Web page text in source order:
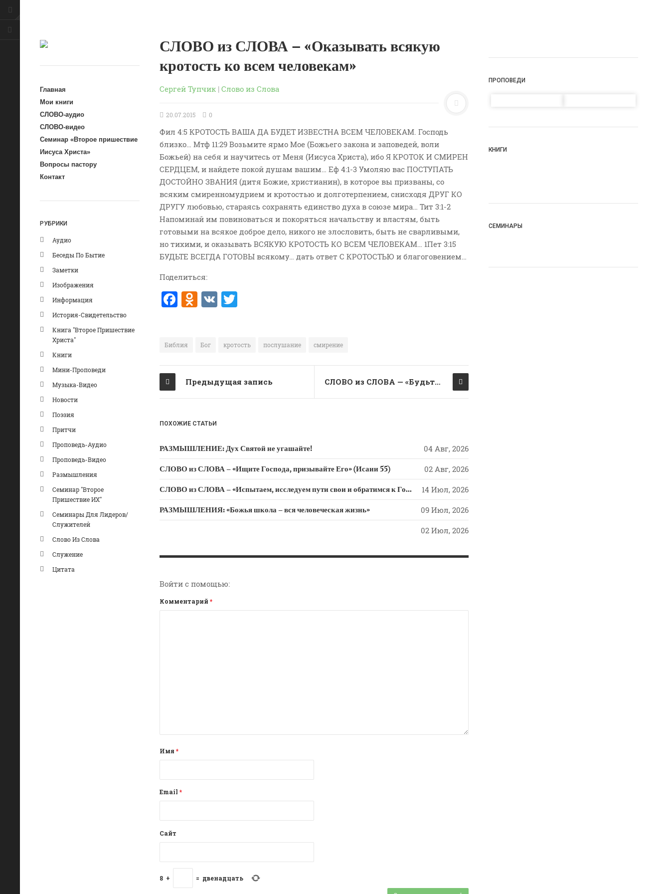
Главная
Мои книги
СЛОВО-аудио
СЛОВО-видео
Семинар «Второе пришествие
Иисуса Христа»
Вопросы пастору
Контакт
РУБРИКИ
Аудио
Беседы По Бытие
Заметки
Изображения
Информация
История-Свидетельство
Книга "Второе Пришествие
Христа"
Книги
Мини-Проповеди
Музыка-Видео
Новости
Поэзия
Притчи
Проповедь-Аудио
Проповедь-Видео
Размышления
Семинар "Второе
Пришествие ИХ"
Семинары Для Лидеров/
Служителей
Слово Из Слова
Служение
Цитата
СЛОВО из СЛОВА – «Оказывать всякую
кротость ко всем человекам»
Сергей Тупчик | Слово из Слова
20.07.2015 0
Фил 4:5 КРОТОСТЬ ВАША ДА БУДЕТ ИЗВЕСТНА ВСЕМ ЧЕЛОВЕКАМ. Господь
близко… Мтф 11:29 Возьмите ярмо Мое (Божьего закона и заповедей, воли
Божьей) на себя и научитесь от Меня (Иисуса Христа), ибо Я КРОТОК И СМИРЕН
СЕРДЦЕМ, и найдете покой душам вашим… Еф 4:1-3 Умоляю вас ПОСТУПАТЬ
ДОСТОЙНО ЗВАНИЯ (дитя Божие, христианин), в которое вы призваны, со
всяким смиренномудрием и кротостью и долготерпением, снисходя ДРУГ КО
ДРУГУ любовью, стараясь сохранять единство духа в союзе мира… Тит 3:1-2
Напоминай им повиноваться и покоряться начальству и властям, быть
готовыми на всякое доброе дело, никого не злословить, быть не сварливыми,
но тихими, и оказывать ВСЯКУЮ КРОТОСТЬ КО ВСЕМ ЧЕЛОВЕКАМ… 1Пет 3:15
БУДЬТЕ ВСЕГДА ГОТОВЫ всякому… дать ответ С КРОТОСТЬЮ и благоговением…
Поделиться:
F
a
e
b
o
o
O
d
o
kl
a
ss
ki
V
K
te
r
Библия Бог кротость послушание смирение
Предыдущая запись СЛОВО из СЛОВА — «Будьте совершенны, как совершен Отец ваш Небесный»
ПОХОЖИЕ СТАТЬИ
РАЗМЫШЛЕНИЕ: Дух Святой не угашайте! 04 Авг, 2026
СЛОВО из СЛОВА – «Ищите Господа, призывайте Его» (Исаии 55) 02 Авг, 2026
СЛОВО из СЛОВА – «Испытаем, исследуем пути свои и обратимся к Господу» 14 Июл, 2026
РАЗМЫШЛЕНИЯ: «Божья школа – вся человеческая жизнь» 09 Июл, 2026
02 Июл, 2026
Войти с помощью:
Комментарий *
Имя *
Email *
Сайт
8 + = двенадцать
ПРОПОВЕДИ
КНИГИ
СЕМИНАРЫ